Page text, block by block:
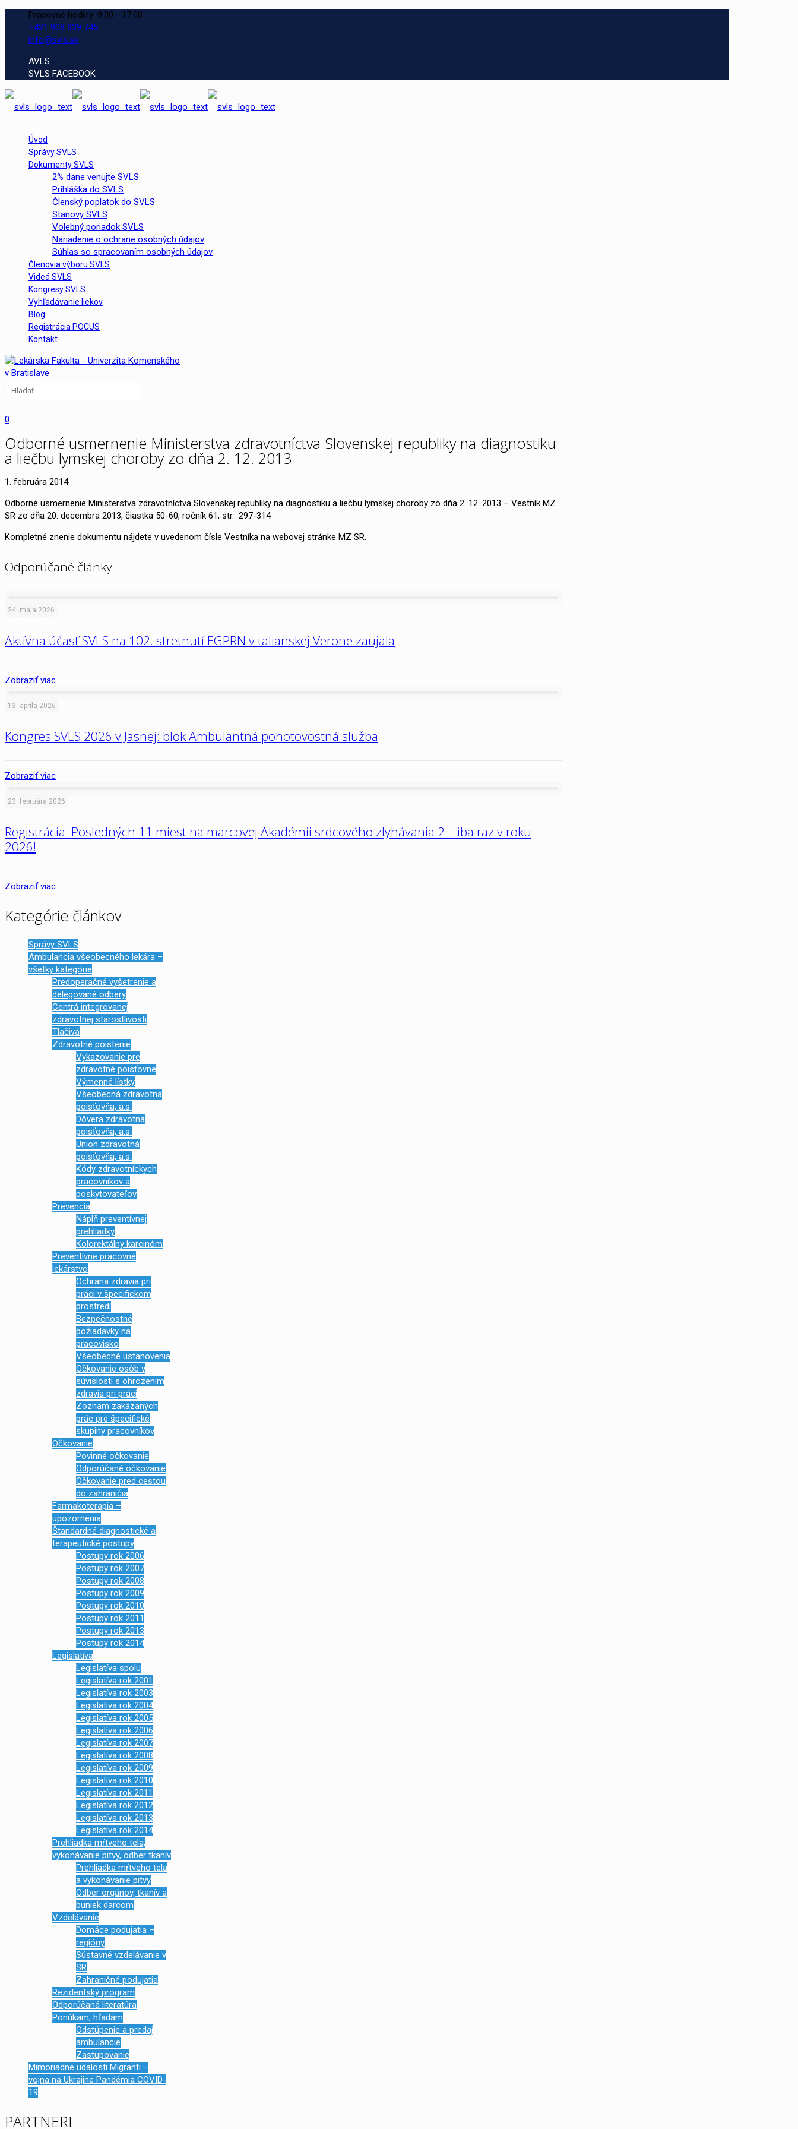
Pracovné hodiny: 9:00 - 17:00
+421 908 939 745
info@svls.sk
AVLS
SVLS FACEBOOK
Úvod
Správy SVLS
Dokumenty SVLS
2% dane venujte SVLS
Prihláška do SVLS
Členský poplatok do SVLS
Stanovy SVLS
Volebný poriadok SVLS
Nariadenie o ochrane osobných údajov
Súhlas so spracovaním osobných údajov
Členovia výboru SVLS
Videá SVLS
Kongresy SVLS
Vyhľadávanie liekov
Blog
Registrácia POCUS
Kontakt
0
Odborné usmernenie Ministerstva zdravotníctva Slovenskej republiky na diagnostiku
a liečbu lymskej choroby zo dňa 2. 12. 2013
1. februára 2014
Odborné usmernenie Ministerstva zdravotníctva Slovenskej republiky na diagnostiku a liečbu lymskej choroby zo dňa 2. 12. 2013 – Vestník MZ
SR zo dňa 20. decembra 2013, čiastka 50-60, ročník 61, str. 297-314
Kompletné znenie dokumentu nájdete v uvedenom čísle Vestníka na webovej stránke MZ SR.
Odporúčané články
24. mája 2026
Aktívna účasť SVLS na 102. stretnutí EGPRN v talianskej Verone zaujala
Zobraziť viac
13. apríla 2026
Kongres SVLS 2026 v Jasnej: blok Ambulantná pohotovostná služba
Zobraziť viac
23. februára 2026
Registrácia: Posledných 11 miest na marcovej Akadémii srdcového zlyhávania 2 – iba raz v roku
2026!
Zobraziť viac
Kategórie článkov
Správy SVLS
Ambulancia všeobecného lekára –
všetky kategórie
Predoperačné vyšetrenie a
delegované odbery
Centrá integrovanej
zdravotnej starostlivosti
Tlačivá
Zdravotné poistenie
Vykazovanie pre
zdravotné poisťovne
Výmenné lístky
Všeobecná zdravotná
poisťovňa, a.s.
Dôvera zdravotná
poisťovňa, a.s.
Union zdravotná
poisťovňa, a.s.
Kódy zdravotníckych
pracovníkov a
poskytovateľov
Prevencia
Náplň preventívnej
prehliadky
Kolorektálny karcinóm
Preventívne pracovné
lekárstvo
Ochrana zdravia pri
práci v špecifickom
prostredí
Bezpečnostné
požiadavky na
pracovisko
Všeobecné ustanovenia
Očkovanie osôb v
súvislosti s ohrozením
zdravia pri práci
Zoznam zakázaných
prác pre špecifické
skupiny pracovníkov
Očkovanie
Povinné očkovanie
Odporúčané očkovanie
Očkovanie pred cestou
do zahraničia
Farmakoterapia –
upozornenia
Štandardné diagnostické a
terapeutické postupy
Postupy rok 2006
Postupy rok 2007
Postupy rok 2008
Postupy rok 2009
Postupy rok 2010
Postupy rok 2011
Postupy rok 2013
Postupy rok 2014
Legislatíva
Legislatíva spolu
Legislatíva rok 2001
Legislatíva rok 2003
Legislatíva rok 2004
Legislatíva rok 2005
Legislatíva rok 2006
Legislatíva rok 2007
Legislatíva rok 2008
Legislatíva rok 2009
Legislatíva rok 2010
Legislatíva rok 2011
Legislatíva rok 2012
Legislatíva rok 2013
Legislatíva rok 2014
Prehliadka mŕtveho tela,
vykonávanie pitvy, odber tkanív
Prehliadka mŕtveho tela
a vykonávanie pitvy
Odber orgánov, tkanív a
buniek darcom
Vzdelávanie
Domáce podujatia –
regióny
Sústavné vzdelávanie v
SR
Zahraničné podujatia
Rezidentský program
Odporúčaná literatúra
Ponúkam, hľadám
Odstúpenie a predaj
ambulancie
Zastupovanie
Mimoriadne udalosti Migranti –
vojna na Ukrajine Pandémia COVID-
19
PARTNERI